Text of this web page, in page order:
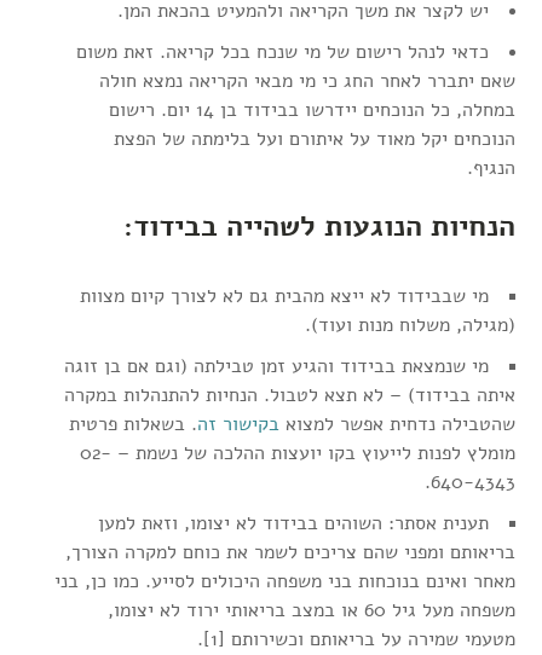
יש לקצר את משך הקריאה ולהמעיט בהכאת המן.
כדאי לנהל רישום של מי שנכח בכל קריאה. זאת משום
שאם יתברר לאחר החג כי מי מבאי הקריאה נמצא חולה
במחלה, כל הנוכחים יידרשו בבידוד בן 14 יום. רישום
הנוכחים יקל מאוד על איתורם ועל בלימתה של הפצת
הנגיף.
הנחיות הנוגעות לשהייה בבידוד:
מי שבבידוד לא ייצא מהבית גם לא לצורך קיום מצוות
(מגילה, משלוח מנות ועוד).
מי שנמצאת בבידוד והגיע זמן טבילתה (וגם אם בן זוגה
איתה בבידוד) – לא תצא לטבול. הנחיות להתנהלות במקרה
שהטבילה נדחית אפשר למצוא בקישור זה. בשאלות פרטית
מומלץ לפנות לייעוץ בקו יועצות ההלכה של נשמת – 02-
640-4343.
תענית אסתר: השוהים בבידוד לא יצומו, וזאת למען
בריאותם ומפני שהם צריכים לשמר את כוחם למקרה הצורך,
מאחר ואינם בנוכחות בני משפחה היכולים לסייע. כמו כן, בני
משפחה מעל גיל 60 או במצב בריאותי ירוד לא יצומו,
מטעמי שמירה על בריאותם וכשירותם [1].